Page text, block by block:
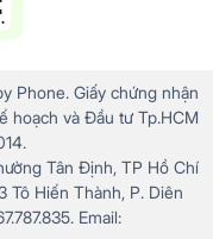
Phone. Giấy chứng nhận
hoạch và Đầu tư Tp.HCM
Tân Định, TP Hồ Chí
Tô Hiến Thành, P. Diên
Email: